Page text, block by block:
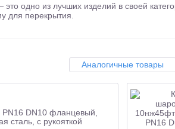
одно из лучших изделий в своей
для перекрытия.
Аналогичные товары
DN10 фланцевый,
сталь, с рукояткой